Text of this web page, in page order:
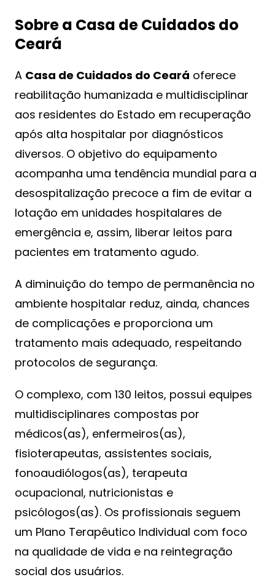
Sobre a Casa de Cuidados do
Ceará
A Casa de Cuidados do Ceará oferece
reabilitação humanizada e multidisciplinar
aos residentes do Estado em recuperação
após alta hospitalar por diagnósticos
diversos. O objetivo do equipamento
acompanha uma tendência mundial para a
desospitalização precoce a fim de evitar a
lotação em unidades hospitalares de
emergência e, assim, liberar leitos para
pacientes em tratamento agudo.
A diminuição do tempo de permanência no
ambiente hospitalar reduz, ainda, chances
de complicações e proporciona um
tratamento mais adequado, respeitando
protocolos de segurança.
O complexo, com 130 leitos, possui equipes
multidisciplinares compostas por
médicos(as), enfermeiros(as),
fisioterapeutas, assistentes sociais,
fonoaudiólogos(as), terapeuta
ocupacional, nutricionistas e
psicólogos(as). Os profissionais seguem
um Plano Terapêutico Individual com foco
na qualidade de vida e na reintegração
social dos usuários.